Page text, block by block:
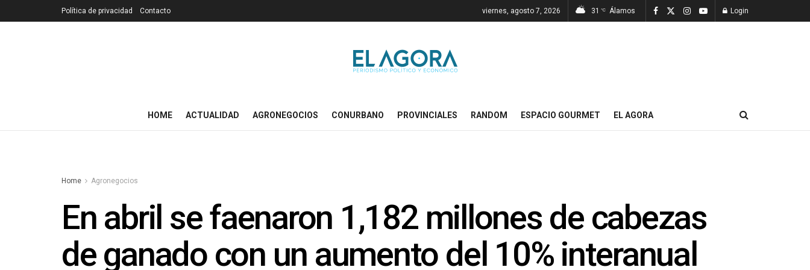
Política de privacidad Contacto viernes, agosto 7, 2026 31 °C Álamos Login
HOME ACTUALIDAD AGRONEGOCIOS CONURBANO PROVINCIALES RANDOM ESPACIO GOURMET EL AGORA
Home Agronegocios
En abril se faenaron 1,182 millones de cabezas
de ganado con un aumento del 10% interanual